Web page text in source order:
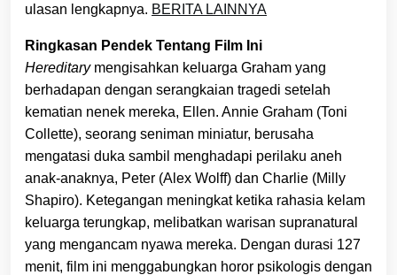
ulasan lengkapnya. BERITA LAINNYA
Ringkasan Pendek Tentang Film Ini
Hereditarymengisahkan keluarga Graham yang
berhadapan dengan serangkaian tragedi setelah
kematian nenek mereka, Ellen. Annie Graham (Toni
Collette), seorang seniman miniatur, berusaha
mengatasi duka sambil menghadapi perilaku aneh
anak-anaknya, Peter (Alex Wolff) dan Charlie (Milly
Shapiro). Ketegangan meningkat ketika rahasia kelam
keluarga terungkap, melibatkan warisan supranatural
yang mengancam nyawa mereka. Dengan durasi 127
menit, film ini menggabungkan horor psikologis dengan